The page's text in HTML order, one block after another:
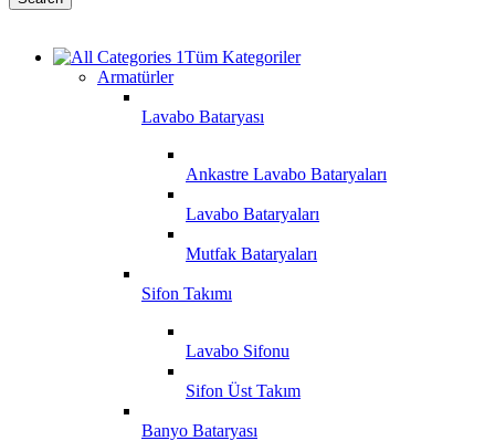
Tüm Kategoriler
Armatürler
Lavabo Bataryası
Ankastre Lavabo Bataryaları
Lavabo Bataryaları
Mutfak Bataryaları
Sifon Takımı
Lavabo Sifonu
Sifon Üst Takım
Banyo Bataryası